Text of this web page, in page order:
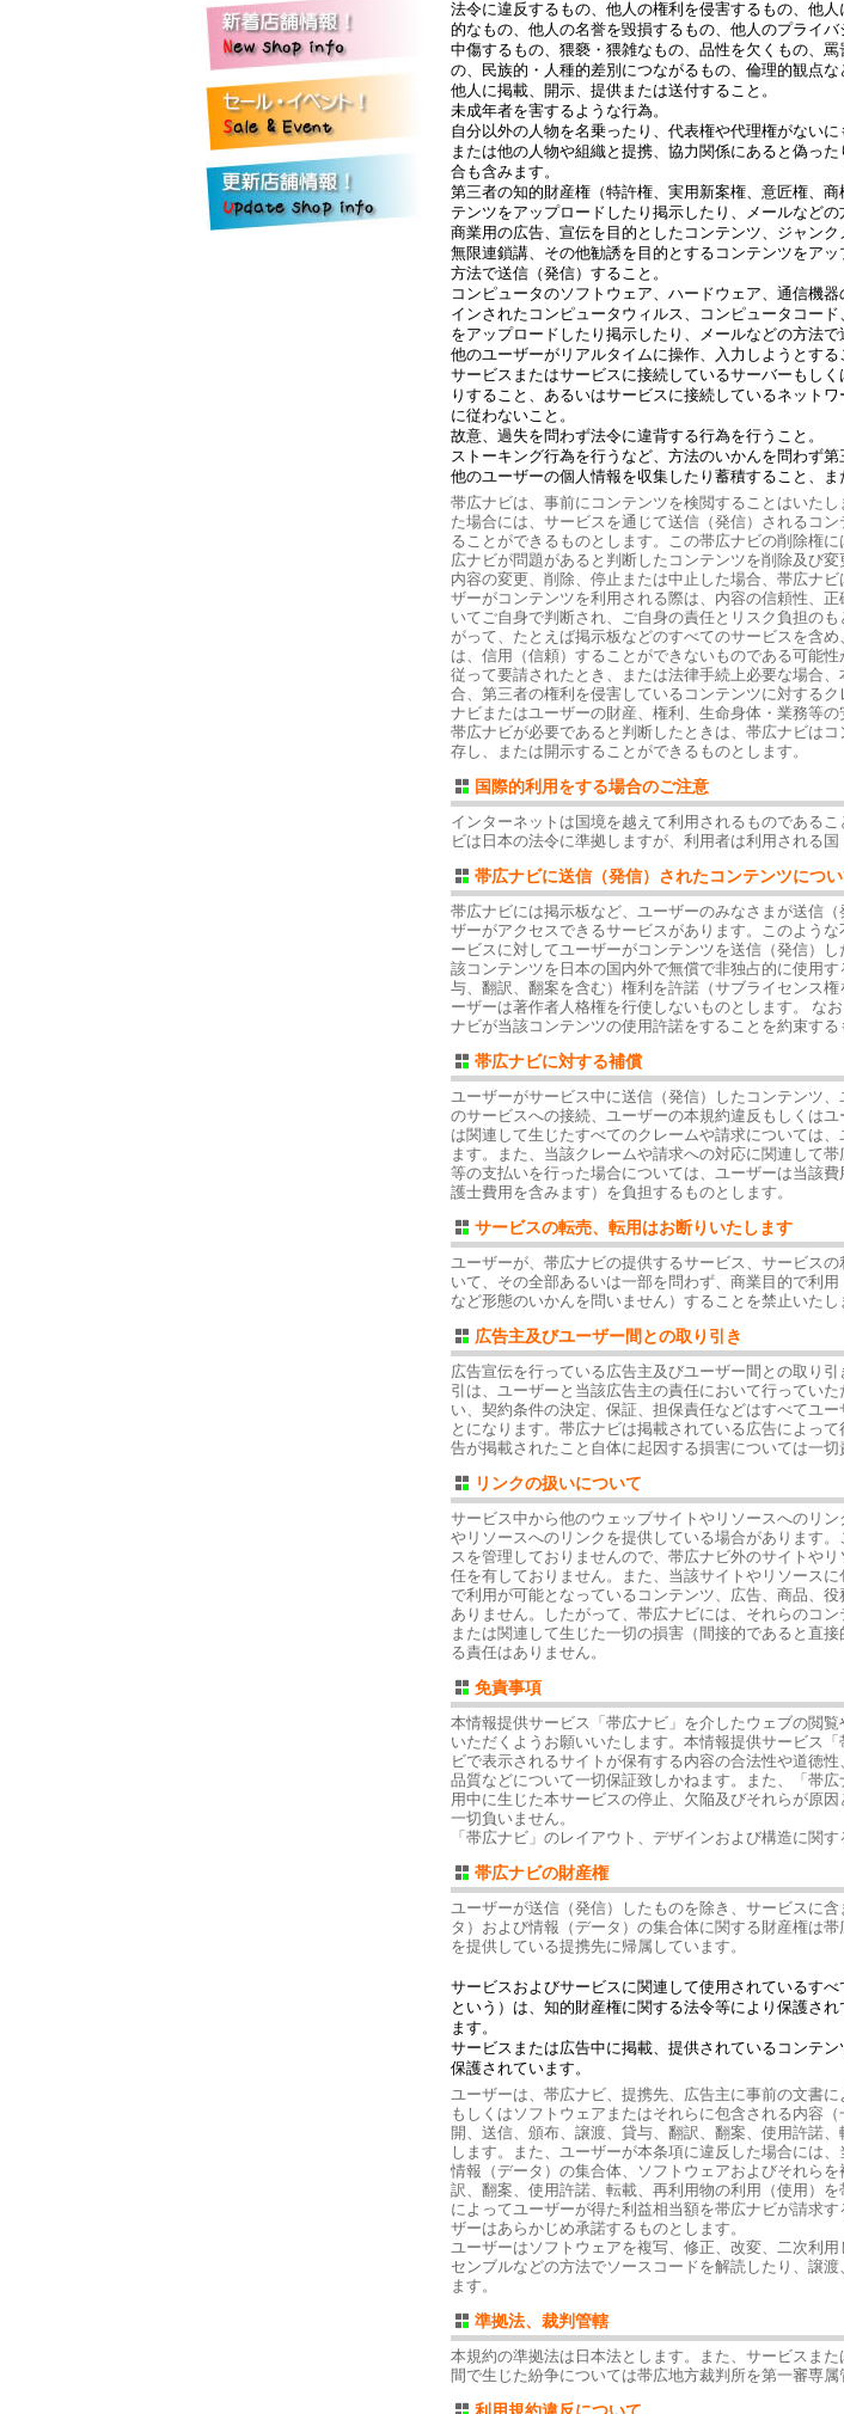
法令に違反するもの、他人の権利を侵害するもの、他
的なもの、他人の名誉を毀損するもの、他人のプライ
中傷するもの、猥褻・猥雑なもの、品性を欠くもの、
の、民族的・人種的差別につながるもの、倫理的観点
他人に掲載、開示、提供または送付すること。
未成年者を害するような行為。
自分以外の人物を名乗ったり、代表権や代理権がない
または他の人物や組織と提携、協力関係にあると偽っ
合も含みます。
第三者の知的財産権（特許権、実用新案権、意匠権、
テンツをアップロードしたり掲示したり、メールなどの
商業用の広告、宣伝を目的としたコンテンツ、ジャンク
無限連鎖講、その他勧誘を目的とするコンテンツをア
方法で送信（発信）すること。
コンピュータのソフトウェア、ハードウェア、通信機
インされたコンピュータウィルス、コンピュータコー
をアップロードしたり掲示したり、メールなどの方法で
他のユーザーがリアルタイムに操作、入力しようとする
サービスまたはサービスに接続しているサーバーもし
りすること、あるいはサービスに接続しているネット
に従わないこと。
故意、過失を問わず法令に違背する行為を行うこと。
ストーキング行為を行うなど、方法のいかんを問わず第
他のユーザーの個人情報を収集したり蓄積すること、ま
帯広ナビは、事前にコンテンツを検閲することはいた
た場合には、サービスを通じて送信（発信）されるコ
ることができるものとします。この帯広ナビの削除権
広ナビが問題があると判断したコンテンツを削除及び
内容の変更、削除、停止または中止した場合、帯広ナ
ザーがコンテンツを利用される際は、内容の信頼性、
いてご自身で判断され、ご自身の責任とリスク負担の
がって、たとえば掲示板などのすべてのサービスを含
は、信用（信頼）することができないものである可能
従って要請されたとき、または法律手続上必要な場合
合、第三者の権利を侵害しているコンテンツに対する
ナビまたはユーザーの財産、権利、生命身体・業務等の
帯広ナビが必要であると判断したときは、帯広ナビは
存し、または開示することができるものとします。
国際的利用をする場合のご注意
インターネットは国境を越えて利用されるものである
ビは日本の法令に準拠しますが、利用者は利用される
帯広ナビに送信（発信）されたコンテンツにつ
帯広ナビには掲示板など、ユーザーのみなさまが送信
ザーがアクセスできるサービスがあります。このよう
ービスに対してユーザーがコンテンツを送信（発信）
該コンテンツを日本の国内外で無償で非独占的に使用
与、翻訳、翻案を含む）権利を許諾（サブライセンス
ーザーは著作者人格権を行使しないものとします。 な
ナビが当該コンテンツの使用許諾をすることを約束する
帯広ナビに対する補償
ユーザーがサービス中に送信（発信）したコンテンツ
のサービスへの接続、ユーザーの本規約違反もしくは
は関連して生じたすべてのクレームや請求については
ます。また、当該クレームや請求への対応に関連して
等の支払いを行った場合については、ユーザーは当該
護士費用を含みます）を負担するものとします。
サービスの転売、転用はお断りいたします
ユーザーが、帯広ナビの提供するサービス、サービス
いて、その全部あるいは一部を問わず、商業目的で利
など形態のいかんを問いません）することを禁止いたし
広告主及びユーザー間との取り引き
広告宣伝を行っている広告主及びユーザー間との取り
引は、ユーザーと当該広告主の責任において行ってい
い、契約条件の決定、保証、担保責任などはすべてユ
とになります。帯広ナビは掲載されている広告によっ
告が掲載されたこと自体に起因する損害については一切
リンクの扱いについて
サービス中から他のウェッブサイトやリソースへのリ
やリソースへのリンクを提供している場合があります
スを管理しておりませんので、帯広ナビ外のサイトや
任を有しておりません。また、当該サイトやリソース
で利用が可能となっているコンテンツ、広告、商品、
ありません。したがって、帯広ナビには、それらのコ
または関連して生じた一切の損害（間接的であると直
る責任はありません。
免責事項
本情報提供サービス「帯広ナビ」を介したウェブの閲
いただくようお願いいたします。本情報提供サービス
ビで表示されるサイトが保有する内容の合法性や道徳
品質などについて一切保証致しかねます。また、「帯
用中に生じた本サービスの停止、欠陥及びそれらが原
一切負いません。
「帯広ナビ」のレイアウト、デザインおよび構造に関
帯広ナビの財産権
ユーザーが送信（発信）したものを除き、サービスに
タ）および情報（データ）の集合体に関する財産権は
を提供している提携先に帰属しています。
サービスおよびサービスに関連して使用されているすべ
という）は、知的財産権に関する法令等により保護さ
ます。
サービスまたは広告中に掲載、提供されているコンテ
保護されています。
ユーザーは、帯広ナビ、提携先、広告主に事前の文書
もしくはソフトウェアまたはそれらに包含される内容
開、送信、頒布、譲渡、貸与、翻訳、翻案、使用許諾
します。また、ユーザーが本条項に違反した場合には
情報（データ）の集合体、ソフトウェアおよびそれら
訳、翻案、使用許諾、転載、再利用物の利用（使用）
によってユーザーが得た利益相当額を帯広ナビが請求
ザーはあらかじめ承諾するものとします。
ユーザーはソフトウェアを複写、修正、改変、二次利
センブルなどの方法でソースコードを解読したり、譲
ます。
準拠法、裁判管轄
本規約の準拠法は日本法とします。また、サービスま
間で生じた紛争については帯広地方裁判所を第一審専属